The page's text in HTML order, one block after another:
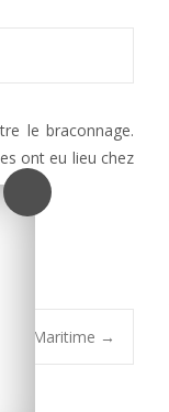
le braconnage.
ont eu lieu chez
Maritime →